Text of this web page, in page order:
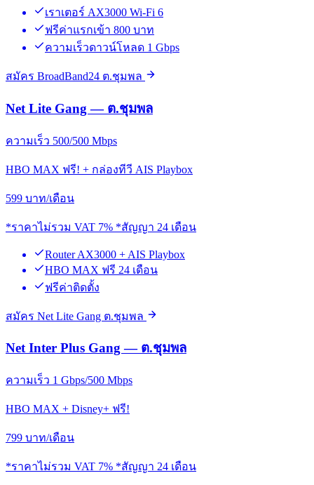
เราเตอร์ AX3000 Wi-Fi 6
ฟรีค่าแรกเข้า 800 บาท
ความเร็วดาวน์โหลด 1 Gbps
สมัคร BroadBand24 ต.ชุมพล
Net Lite Gang — ต.ชุมพล
ความเร็ว 500/500 Mbps
HBO MAX ฟรี! + กล่องทีวี AIS Playbox
599 บาท/เดือน
*ราคาไม่รวม VAT 7% *สัญญา 24 เดือน
Router AX3000 + AIS Playbox
HBO MAX ฟรี 24 เดือน
ฟรีค่าติดตั้ง
สมัคร Net Lite Gang ต.ชุมพล
Net Inter Plus Gang — ต.ชุมพล
ความเร็ว 1 Gbps/500 Mbps
HBO MAX + Disney+ ฟรี!
799 บาท/เดือน
*ราคาไม่รวม VAT 7% *สัญญา 24 เดือน